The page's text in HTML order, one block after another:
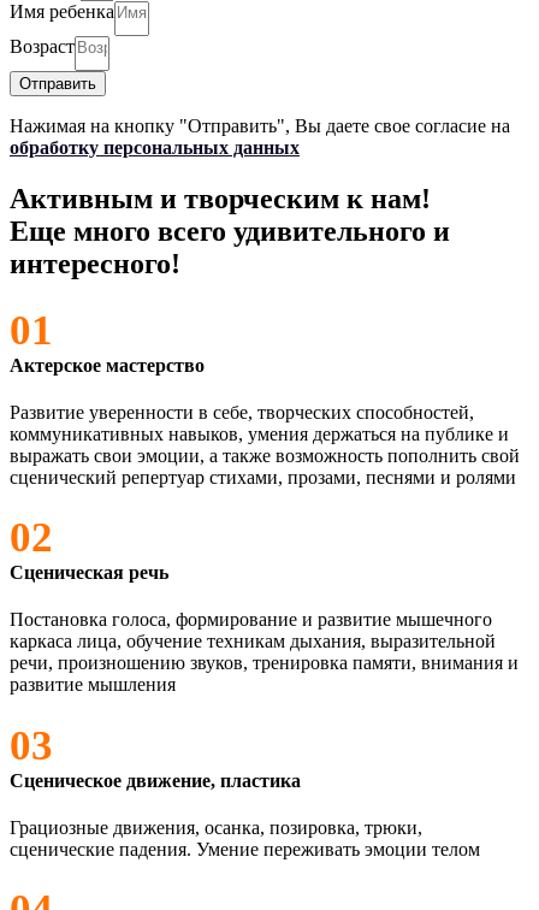
Имя ребенка
Возраст
Отправить
Нажимая на кнопку "Отправить", Вы даете свое согласие на
обработку персональных данных
Активным и творческим к нам!
Еще много всего удивительного и
интересного!
01
Актерское мастерство
Развитие уверенности в себе, творческих способностей,
коммуникативных навыков, умения держаться на публике и
выражать свои эмоции, а также возможность пополнить свой
сценический репертуар стихами, прозами, песнями и ролями
02
Сценическая речь
Постановка голоса, формирование и развитие мышечного
каркаса лица, обучение техникам дыхания, выразительной
речи, произношению звуков, тренировка памяти, внимания и
развитие мышления
03
Сценическое движение, пластика
Грациозные движения, осанка, позировка, трюки,
сценические падения. Умение переживать эмоции телом